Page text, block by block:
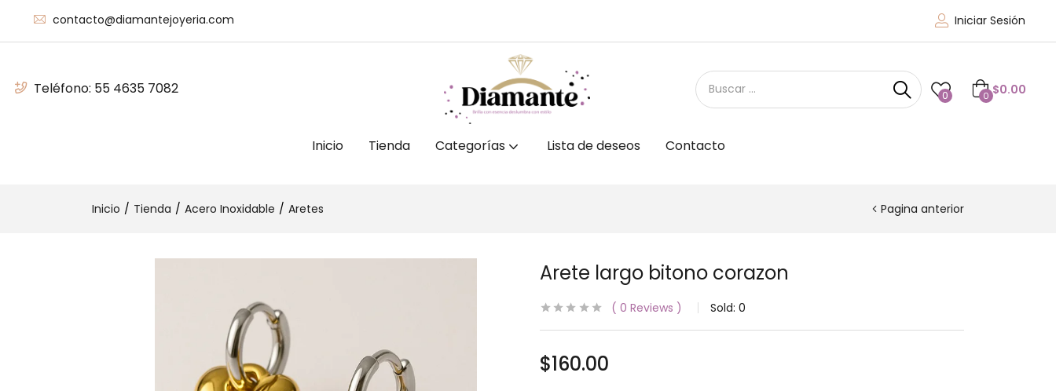
contacto@diamantejoyeria.com Iniciar Sesión
Teléfono: 55 4635 7082 0 0 $0.00
Inicio Tienda Categorías Lista de deseos Contacto
Inicio Tienda Acero Inoxidable Aretes Pagina anterior
Arete largo bitono corazon
0 Reviews Sold: 0
$160.00